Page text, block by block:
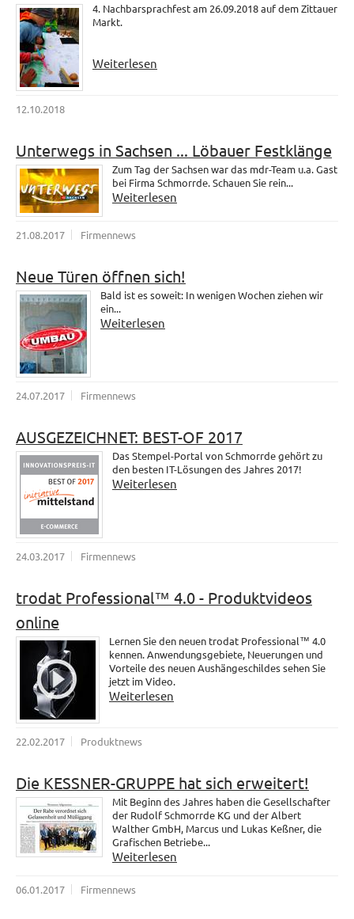
4. Nachbarsprachfest am 26.09.2018 auf dem Zittauer
Markt.
Weiterlesen
12.10.2018
Unterwegs in Sachsen ... Löbauer Festklänge
Zum Tag der Sachsen war das mdr-Team u.a. Gast
bei Firma Schmorrde. Schauen Sie rein...
Weiterlesen
21.08.2017 Firmennews
Neue Türen öffnen sich!
Bald ist es soweit: In wenigen Wochen ziehen wir
ein...
Weiterlesen
24.07.2017 Firmennews
AUSGEZEICHNET: BEST-OF 2017
Das Stempel-Portal von Schmorrde gehört zu
den besten IT-Lösungen des Jahres 2017!
Weiterlesen
24.03.2017 Firmennews
trodat Professional™ 4.0 - Produktvideos
online
Lernen Sie den neuen trodat Professional™ 4.0
kennen. Anwendungsgebiete, Neuerungen und
Vorteile des neuen Aushängeschildes sehen Sie
jetzt im Video.
Weiterlesen
22.02.2017 Produktnews
Die KESSNER-GRUPPE hat sich erweitert!
Mit Beginn des Jahres haben die Gesellschafter
der Rudolf Schmorrde KG und der Albert
Walther GmbH, Marcus und Lukas Keßner, die
Grafischen Betriebe...
Weiterlesen
06.01.2017 Firmennews